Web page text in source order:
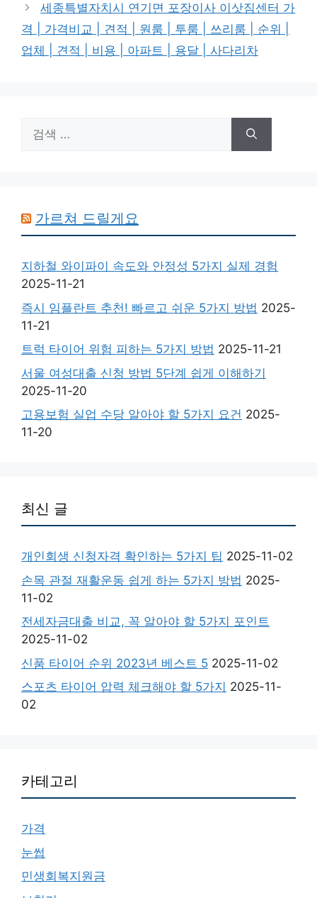
세종특별자치시 연기면 포장이사 이삿짐센터 가
격 | 가격비교 | 견적 | 원룸 | 투룸 | 쓰리룸 | 순위 |
업체 | 견적 | 비용 | 아파트 | 용달 | 사다리차
색:
가르쳐 드릴게요
지하철 와이파이 속도와 안정성 5가지 실제 경험
2025-11-21
즉시 임플란트 추천! 빠르고 쉬운 5가지 방법 2025-
11-21
트럭 타이어 위험 피하는 5가지 방법 2025-11-21
서울 여성대출 신청 방법 5단계 쉽게 이해하기
2025-11-20
고용보험 실업 수당 알아야 할 5가지 요건 2025-
11-20
최신 글
개인회생 신청자격 확인하는 5가지 팁 2025-11-02
손목 관절 재활운동 쉽게 하는 5가지 방법 2025-
11-02
전세자금대출 비교, 꼭 알아야 할 5가지 포인트
2025-11-02
신품 타이어 순위 2023년 베스트 5 2025-11-02
스포츠 타이어 압력 체크해야 할 5가지 2025-11-
02
카테고리
가격
눈썹
민생회복지원금